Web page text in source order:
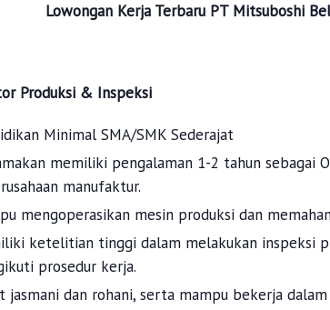
Lowongan Kerja Terbaru PT Mitsuboshi
Produksi & Inspeksi
Minimal SMA/SMK Sederajat
memiliki pengalaman 1-2 tahun sebagai
manufaktur.
mengoperasikan mesin produksi dan
ketelitian tinggi dalam melakukan inspeksi
prosedur kerja.
jasmani dan rohani, serta mampu bekerja